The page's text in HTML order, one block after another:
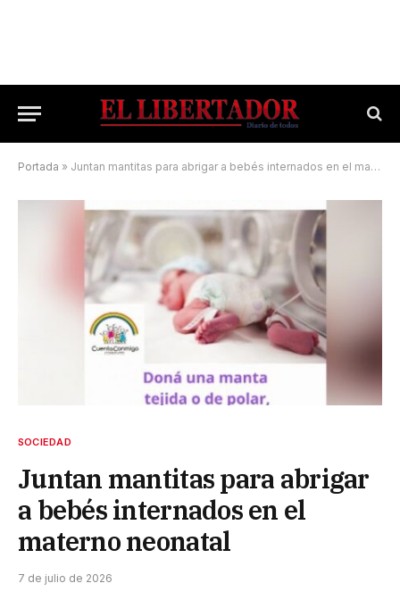
Portada » Juntan mantitas para abrigar a bebés internados en el materno neonatal
SOCIEDAD
Juntan mantitas para abrigar
a bebés internados en el
materno neonatal
7 de julio de 2026